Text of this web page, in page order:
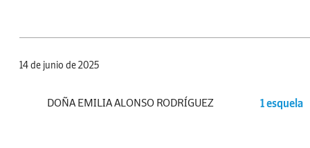
14 de junio de 2025
DOÑA EMILIA ALONSO RODRÍGUEZ 1 esquela